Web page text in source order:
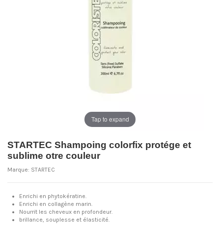
Tap to expand
STARTEC Shampoing colorfix protége et
sublime otre couleur
Marque: STARTEC
Enrichi en phytokératine.
Enrichi en collagène marin.
Nourrit les cheveux en profondeur.
brillance, souplesse et élasticité.